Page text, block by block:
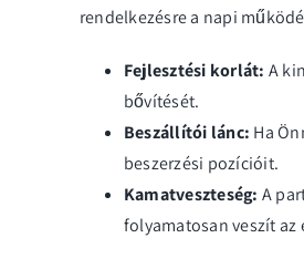
rendelkezésre a napi
Fejlesztési korlát: A
bővítését.
Beszállítói lánc: Ha
beszerzési pozícióit.
Kamatveszteség: A
folyamatosan veszít az